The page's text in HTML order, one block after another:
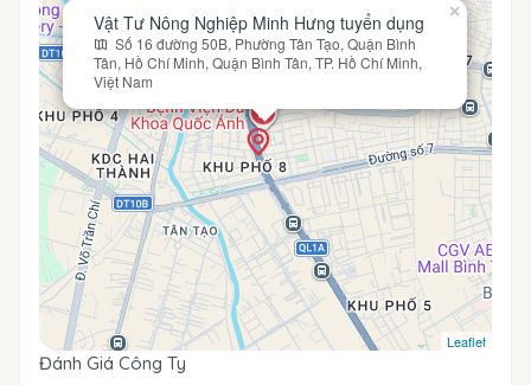
Vật Tư Nông Nghiệp Minh Hưng tuyển dụng
Số 16 đường 50B, Phường Tân Tạo, Quận Bình
Tân, Hồ Chí Minh, Quận Bình Tân, TP. Hồ Chí Minh,
Việt Nam
×
Leaflet
Đánh Giá Công Ty